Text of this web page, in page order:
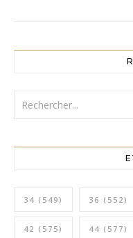
34 (549) 36 (552)
42 (575) 44 (577)